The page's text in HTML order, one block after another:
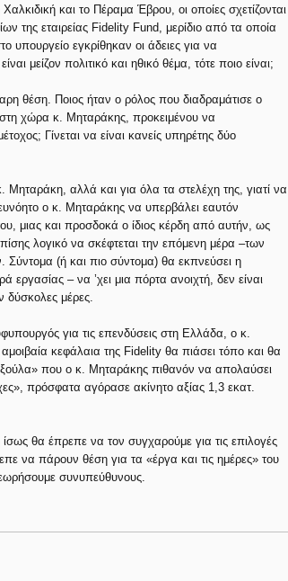
και το Πέραμα Έβρου, οι οποίες σχετίζονται
της εταιρείας Fidelity Fund, μερίδιο από τα οποία
υπουργείο εγκρίθηκαν οι άδειες για να
μείζον πολιτικό και ηθικό θέμα, τότε ποιο είναι;
θέση. Ποιος ήταν ο ρόλος που διαδραμάτισε ο
στη χώρα κ. Μηταράκης, προκειμένου να
Γίνεται να είναι κανείς υπηρέτης δύο
Μηταράκη, αλλά και για όλα τα στελέχη της, γιατί να
ο κ. Μηταράκης να υπερβάλει εαυτόν
μιας και προσδοκά ο ίδιος κέρδη από αυτήν, ως
λογικό να σκέφτεται την επόμενη μέρα –των
(ή και πιο σύντομα) θα εκπνεύσει η
εργασίας – να ’χει μια πόρτα ανοιχτή, δεν είναι
δύσκολες μέρες.
για τις επενδύσεις στη Ελλάδα, ο κ.
κεφάλαια της Fidelity θα πιάσει τόπο και θα
που ο κ. Μηταράκης πιθανόν να απολαύσει
πρόσφατα αγόρασε ακίνητο αξίας 1,3 εκατ.
θα έπρεπε να τον συγχαρούμε για τις επιλογές
να πάρουν θέση για τα «έργα και τις ημέρες» του
συνυπεύθυνους.